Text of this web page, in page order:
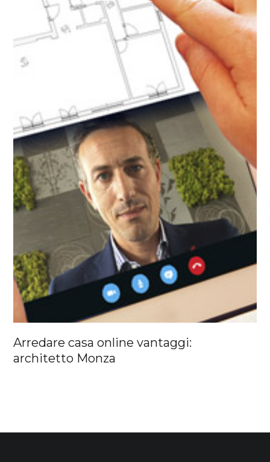
Arredare casa online vantaggi:
architetto Monza